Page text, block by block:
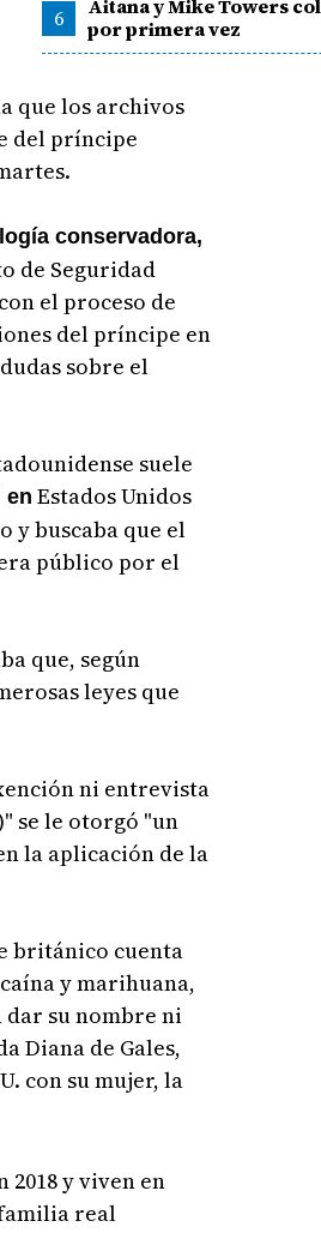
6
Aitana y Mike Towers
por primera vez
que los archivos
del príncipe
conservadora,
de Seguridad
el proceso de
del príncipe en
sobre el
suele
en Estados Unidos
y buscaba que el
público por el
que, según
leyes que
ni entrevista
se le otorgó "un
la aplicación de la
británico cuenta
y marihuana,
dar su nombre ni
Diana de Gales,
con su mujer, la
2018 y viven en
real